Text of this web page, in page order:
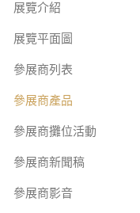
展覽介紹
展覽平面圖
參展商列表
參展商產品
參展商攤位活動
參展商新聞稿
參展商影音